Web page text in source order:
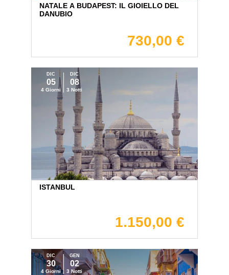
NATALE A BUDAPEST: IL GIOIELLO DEL
DANUBIO
730,00 €
DIC
05
4 Giorni
DIC
08
3 Notti
ISTANBUL
1.150,00 €
DIC
30
4 Giorni
GEN
02
3 Notti